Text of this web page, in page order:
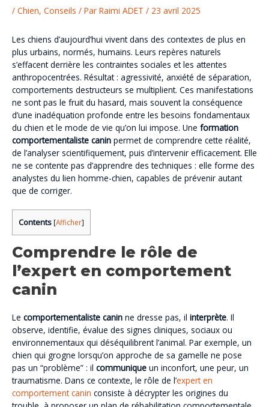
/ Chien, Conseils / Par Raimi ADET / 23 avril 2025
Les chiens d’aujourd’hui vivent dans des contextes de plus en
plus urbains, normés, humains. Leurs repères naturels
s’effacent derrière les contraintes sociales et les attentes
anthropocentrées. Résultat : agressivité, anxiété de séparation,
comportements destructeurs se multiplient. Ces manifestations
ne sont pas le fruit du hasard, mais souvent la conséquence
d’une inadéquation profonde entre les besoins fondamentaux
du chien et le mode de vie qu’on lui impose. Une formation
comportementaliste canin permet de comprendre cette réalité,
de l’analyser scientifiquement, puis d’intervenir efficacement. Elle
ne se contente pas d’apprendre des techniques : elle forme des
analystes du lien homme-chien, capables de prévenir autant
que de corriger.
Contents [Afficher]
Comprendre le rôle de
l’expert en comportement
canin
Le comportementaliste canin ne dresse pas, il interprète. Il
observe, identifie, évalue des signes cliniques, sociaux ou
environnementaux qui déséquilibrent l’animal. Par exemple, un
chien qui grogne lorsqu’on approche de sa gamelle ne pose
pas un “problème” : il communique un inconfort, une peur, un
traumatisme. Dans ce contexte, le rôle de l’expert en
comportement canin consiste à décrypter les origines du